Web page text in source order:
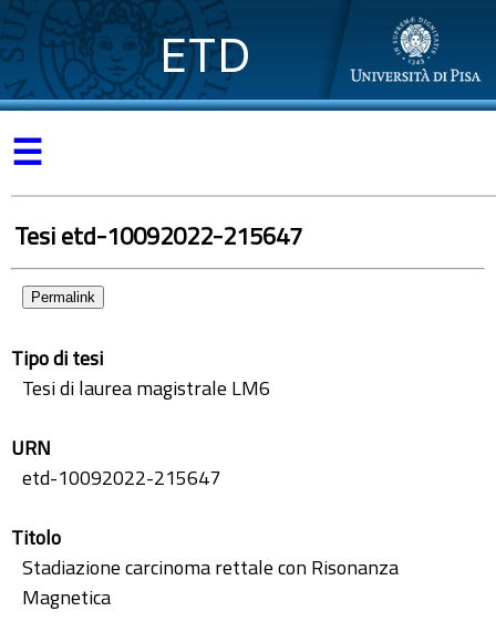
ETD
☰
Tesi etd-10092022-215647
Permalink
Tipo di tesi
Tesi di laurea magistrale LM6
URN
etd-10092022-215647
Titolo
Stadiazione carcinoma rettale con Risonanza
Magnetica